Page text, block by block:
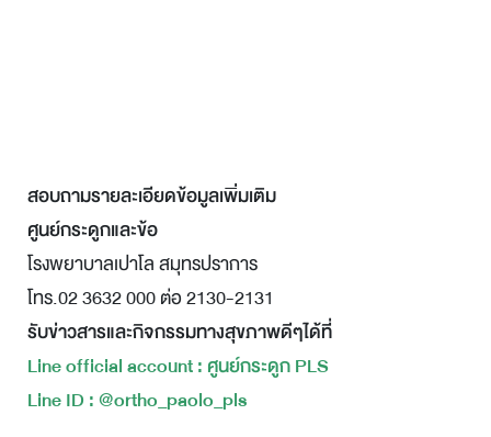
สอบถามรายละเอียดข้อมูลเพิ่มเติม
ศูนย์กระดูกและข้อ
โรงพยาบาลเปาโล สมุทรปราการ
โทร.02 3632 000 ต่อ 2130-2131
รับข่าวสารและกิจกรรมทางสุขภาพดีๆได้ที่
Line official account : ศูนย์กระดูก PLS
Line ID : @ortho_paolo_pls